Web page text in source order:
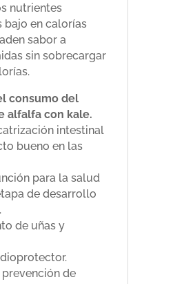
nutrientes
bajo en calorías
sabor a
sin sobrecargar
consumo del
alfalfa con kale.
intestinal
bueno en las
para la salud
de desarrollo
de uñas y
prevención de